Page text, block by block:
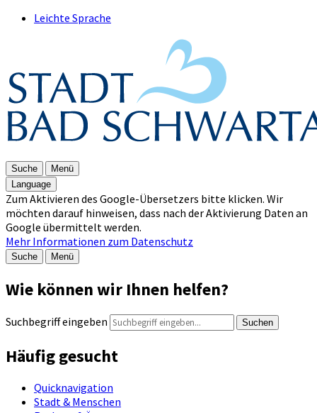
Leichte Sprache
Suche
Menü
Language
Zum Aktivieren des Google-Übersetzers bitte klicken. Wir
möchten darauf hinweisen, dass nach der Aktivierung Daten an
Google übermittelt werden.
Mehr Informationen zum Datenschutz
Suche Menü
Wie können wir Ihnen helfen?
Suchbegriff eingeben Suchen
Häufig gesucht
Quicknavigation
Stadt & Menschen